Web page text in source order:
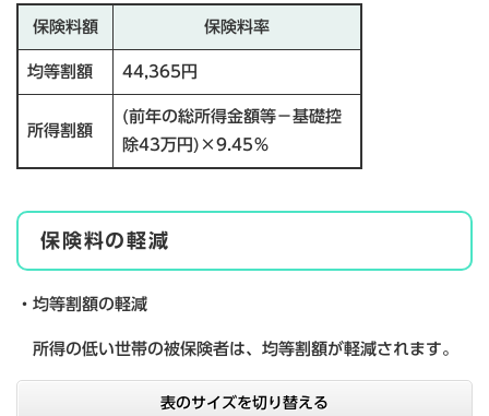
保険料額 保険料率
均等割額 44,365円
所得割額
(前年の総所得金額等－基礎控
除43万円)×9.45％
保険料の軽減
・均等割額の軽減
所得の低い世帯の被保険者は、均等割額が軽減されます。
表のサイズを切り替える